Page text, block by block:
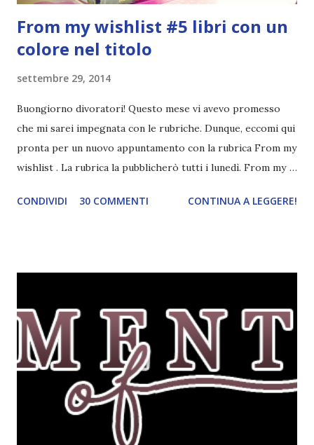
From my wishlist #5 libri con un
colore nel titolo
settembre 29, 2014
Buongiorno divoratori! Questo mese vi avevo promesso
che mi sarei impegnata con le rubriche. Dunque, eccomi qui
pronta per un nuovo appuntamento con la rubrica From my
wishlist . La rubrica la pubblicherò tutti i lunedì. From my
io. Lo scopo della rubrica è mostrarvi tre libri della mia
quanti possono dire di abitare in un palazzo antico nel
cuore di Londra, pieno di saloni, quadri e passaggi segreti?
E quanti, fra gli studenti della Saint Lennox High School,
possono vantare una famiglia altrettanto speciale, che da
una generazione all'altra si tramanda poteri misteriosi?
Eppure Gwen non ne è affatto convinta. Da...
CONDIVIDI 30 COMMENTI CONTINUA A LEGGERE!